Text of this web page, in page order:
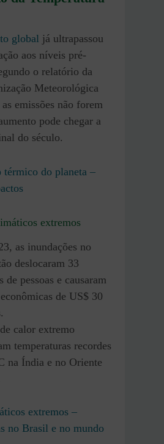
global já ultrapassou
aos níveis pré-
o relatório da
Meteorológica
emissões não forem
pode chegar a
do século.
térmico do planeta –
extremos
as inundações no
deslocaram 33
de pessoas e causaram
de US$ 30
calor extremo
temperaturas recordes
na Índia e no Oriente
extremos –
no Brasil e no mundo